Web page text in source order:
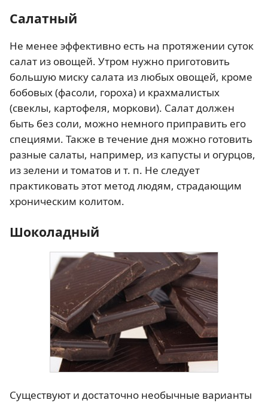
Салатный
Не менее эффективно есть на протяжении суток
салат из овощей. Утром нужно приготовить
большую миску салата из любых овощей, кроме
бобовых (фасоли, гороха) и крахмалистых
(свеклы, картофеля, моркови). Салат должен
быть без соли, можно немного приправить его
специями. Также в течение дня можно готовить
разные салаты, например, из капусты и огурцов,
из зелени и томатов и т. п. Не следует
практиковать этот метод людям, страдающим
хроническим колитом.
Шоколадный
Существуют и достаточно необычные варианты